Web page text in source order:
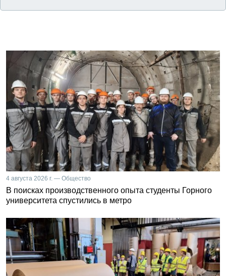
4 августа 2026 г. — Общество
В поисках производственного опыта студенты Горного
университета спустились в метро